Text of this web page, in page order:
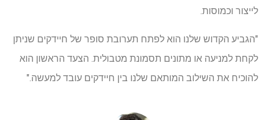
לייצור וכמוסות.
"הגביע הקדוש שלנו הוא לפתח תערובת סופר של חיידקים שניתן
לקחת למניעה או מתונים תסמונת מטבולית. הצעד הראשון הוא
להוכיח את השילוב המותאם שלנו בין חיידקים עובד למעשה."